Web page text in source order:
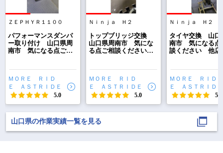
ＺＥＰＨＹＲ１１００
パフォーマンスダンパ
ー取り付け 山口県周
南市 気になる点ご相
ロード ストリート M
ORE RIDE ASTRIDE
ＭＯＲＥ ＲＩＤ
Ｅ ＡＳＴＲＩＤＥ
5.0
Ｎｉｎｊａ Ｈ２
トップブリッジ交換
山口県周南市 気にな
る点ご相談ください
ト MORE RIDE ASTRI
DE
ＭＯＲＥ ＲＩＤ
Ｅ ＡＳＴＲＩＤＥ
5.0
Ｎｉｎｊａ Ｈ２
タイヤ交換 山口
南市 気になる点
談ください 他店
ORE RIDE
ＭＯＲＥ ＲＩＤ
Ｅ ＡＳＴＲＩＤＥ
5.0
山口県の作業実績一覧を見る
相場をチェック！
車種選択するだけ、かんたん相場検索
まずはメーカーを選択する
車種